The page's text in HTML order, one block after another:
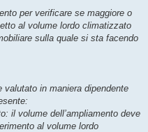
per verificare se maggiore o
al volume lordo climatizzato
sulla quale si sta facendo
valutato in maniera dipendente
il volume dell’ampliamento deve
al volume lordo